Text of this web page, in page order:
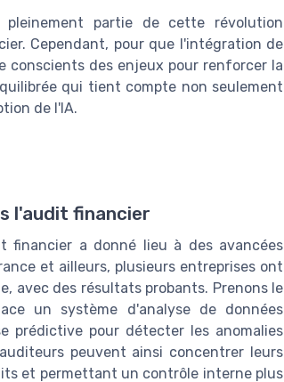
pleinement partie de cette révolution
Cependant, pour que l'intégration de
conscients des enjeux pour renforcer la
qui tient compte non seulement
de l'IA.
l'audit financier
financier a donné lieu à des avancées
et ailleurs, plusieurs entreprises ont
avec des résultats probants. Prenons le
un système d'analyse de données
prédictive pour détecter les anomalies
peuvent ainsi concentrer leurs
et permettant un contrôle interne plus